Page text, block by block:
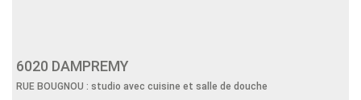
6020 DAMPREMY
RUE BOUGNOU : studio avec cuisine et salle de douche